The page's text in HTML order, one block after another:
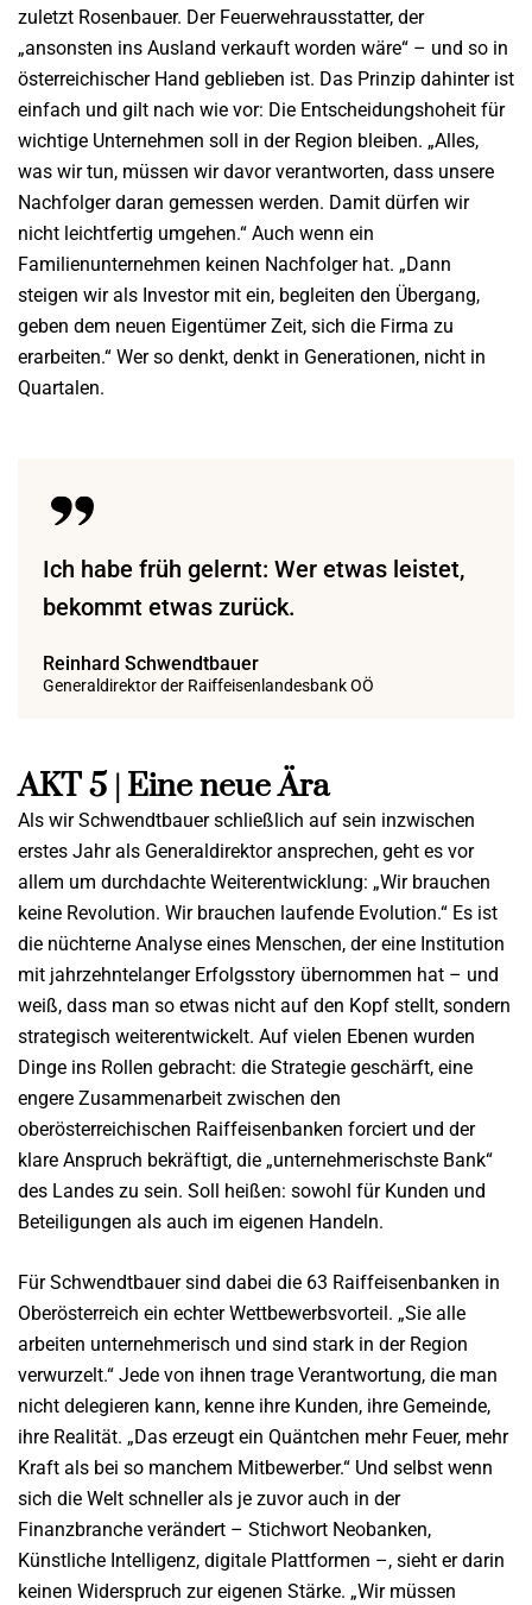
zuletzt Rosenbauer. Der Feuerwehrausstatter, der
„ansonsten ins Ausland verkauft worden wäre“ – und so in
österreichischer Hand geblieben ist. Das Prinzip dahinter ist
einfach und gilt nach wie vor: Die Entscheidungshoheit für
wichtige Unternehmen soll in der Region bleiben. „Alles,
was wir tun, müssen wir davor verantworten, dass unsere
Nachfolger daran gemessen werden. Damit dürfen wir
nicht leichtfertig umgehen.“ Auch wenn ein
Familienunternehmen keinen Nachfolger hat. „Dann
steigen wir als Investor mit ein, begleiten den Übergang,
geben dem neuen Eigentümer Zeit, sich die Firma zu
erarbeiten.“ Wer so denkt, denkt in Generationen, nicht in
Quartalen.
Ich habe früh gelernt: Wer etwas leistet,
bekommt etwas zurück.
Reinhard Schwendtbauer
Generaldirektor der Raiffeisenlandesbank OÖ
AKT 5 | Eine neue Ära
Als wir Schwendtbauer schließlich auf sein inzwischen
erstes Jahr als Generaldirektor ansprechen, geht es vor
allem um durchdachte Weiterentwicklung: „Wir brauchen
keine Revolution. Wir brauchen laufende Evolution.“ Es ist
die nüchterne Analyse eines Menschen, der eine Institution
mit jahrzehntelanger Erfolgsstory übernommen hat – und
weiß, dass man so etwas nicht auf den Kopf stellt, sondern
strategisch weiterentwickelt. Auf vielen Ebenen wurden
Dinge ins Rollen gebracht: die Strategie geschärft, eine
engere Zusammenarbeit zwischen den
oberösterreichischen Raiffeisenbanken forciert und der
klare Anspruch bekräftigt, die „unternehmerischste Bank“
des Landes zu sein. Soll heißen: sowohl für Kunden und
Beteiligungen als auch im eigenen Handeln.
Für Schwendtbauer sind dabei die 63 Raiffeisenbanken in
Oberösterreich ein echter Wettbewerbsvorteil. „Sie alle
arbeiten unternehmerisch und sind stark in der Region
verwurzelt.“ Jede von ihnen trage Verantwortung, die man
nicht delegieren kann, kenne ihre Kunden, ihre Gemeinde,
ihre Realität. „Das erzeugt ein Quäntchen mehr Feuer, mehr
Kraft als bei so manchem Mitbewerber.“ Und selbst wenn
sich die Welt schneller als je zuvor auch in der
Finanzbranche verändert – Stichwort Neobanken,
Künstliche Intelligenz, digitale Plattformen –, sieht er darin
keinen Widerspruch zur eigenen Stärke. „Wir müssen